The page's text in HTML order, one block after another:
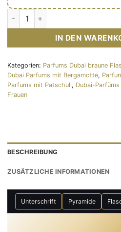
Dynasty Intense – Eau de
IN DEN
Kategorien: Parfums Dubai braune
Dubai Parfums mit Bergamotte,
Parfums mit Patschuli, Dubai-
Frauen
BESCHREIBUNG
ZUSÄTZLICHE INFORMATIONEN
Unterschrift Pyramide